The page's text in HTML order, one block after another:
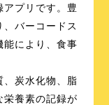
プリです。豊
バーコードス
能により、食事
、炭水化物、脂
栄養素の記録が